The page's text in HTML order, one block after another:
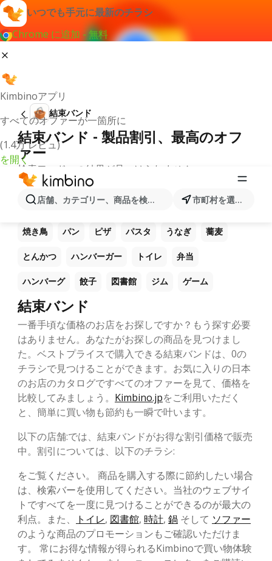
いつでも手元に最新のチラシ
Chrome に追加 - 無料
Kimbinoアプリ
すべてのオファーが一箇所に
(1.4万 レビュ)
を開く
店舗、カテゴリー、商品を検索... 市町村を選択します
結束バンド
結束バンド - 製品割引、最高のオフ
ァー
検索ワードへの結果が見つけられません。
他のお気に入り製品
ラーメン コーヒー ご飯 電卓
焼き鳥 パン ピザ パスタ うなぎ 蕎麦
とんかつ ハンバーガー トイレ 弁当
ハンバーグ 餃子 図書館 ジム ゲーム
結束バンド
一番手頃な価格のお店をお探しですか？もう探す必要
はありません。あなたがお探しの商品を見つけまし
た。ベストプライスで購入できる結束バンドは、0の
チラシで見つけることができます。お気に入りの日本
のお店のカタログですべてのオファーを見て、価格を
比較してみましょう。 Kimbino.jpをご利用いただく
と、簡単に買い物も節約も一瞬で叶います。
以下の店舗:では、結束バンドがお得な割引価格で販売
中。割引については、以下のチラシ:
をご覧ください。 商品を購入する際に節約したい場合
は、検索バーを使用してください。当社のウェブサイ
トですべてを一度に見つけることができるのが最大の
利点。また、
トイレ, 図書館, 時計, 鍋 そして ソファー
のような商品のプロモーションもご確認いただけま
す。 常にお得な情報が得られるKimbinoで買い物体験